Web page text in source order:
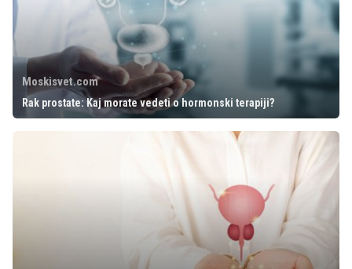
Moskisvet.com
Rak prostate: Kaj morate vedeti o hormonski terapiji?